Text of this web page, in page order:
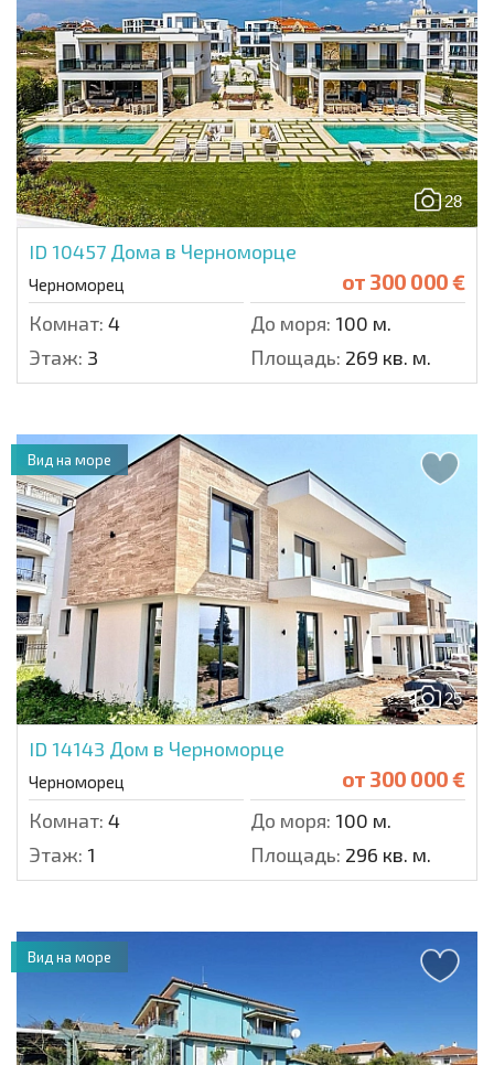
28
ID 10457 Дома в Черноморце
Черноморец от 300 000 €
Комнат: 4 До моря: 100 м.
Этаж: 3 Площадь: 269 кв. м.
25
ID 14143 Дом в Черноморце
Черноморец от 300 000 €
Комнат: 4 До моря: 100 м.
Этаж: 1 Площадь: 296 кв. м.
Вид на море
Вид на море